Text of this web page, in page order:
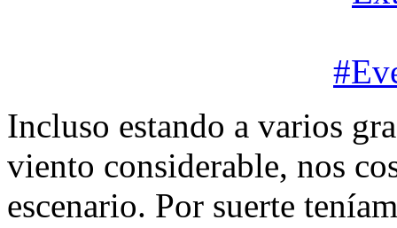
Incluso estando a varios
viento considerable, nos
escenario. Por suerte